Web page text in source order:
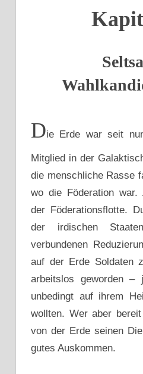
Die Erde war seit
Mitglied in der
die mensch­liche Rasse
wo die Föderation
der Föderationsflotte.
der irdischen
verbundenen
auf der Erde Soldaten
arbeitslos geworden –
unbedingt auf ihrem
wollten. Wer aber
von der Erde seinen
gutes Auskommen.